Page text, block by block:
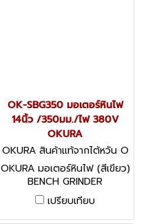
OK-SBG350 มอเตอร์หินไฟ
14นิ้ว /350มม./ไฟ 380V
OKURA
OKURA สินค้าแท้จากไต้หวัน O
K-SBG-350
OKURA มอเตอร์หินไฟ (สีเขียว)
BENCH GRINDER
เปรียบเทียบ